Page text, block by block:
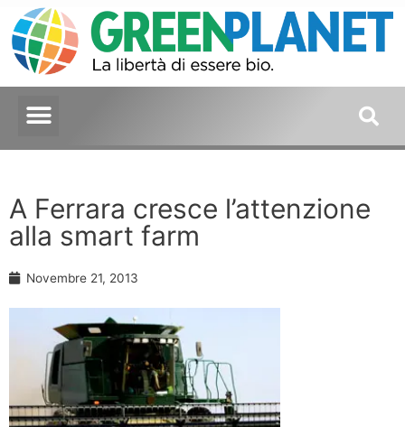
A Ferrara cresce l’attenzione
alla smart farm
Novembre 21, 2013